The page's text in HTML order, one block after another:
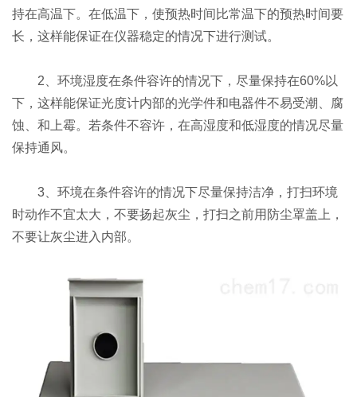
持在高温下。在低温下，使预热时间比常温下的预热时间要
长，这样能保证在仪器稳定的情况下进行测试。
2、环境湿度在条件容许的情况下，尽量保持在60%以
下，这样能保证光度计内部的光学件和电器件不易受潮、腐
蚀、和上霉。若条件不容许，在高湿度和低湿度的情况尽量
保持通风。
3、环境在条件容许的情况下尽量保持洁净，打扫环境
时动作不宜太大，不要扬起灰尘，打扫之前用防尘罩盖上，
不要让灰尘进入内部。